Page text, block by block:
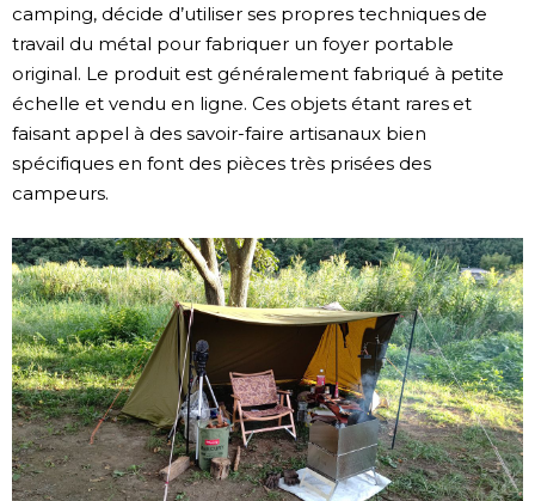
camping, décide d’utiliser ses propres techniques de
travail du métal pour fabriquer un foyer portable
original. Le produit est généralement fabriqué à petite
échelle et vendu en ligne. Ces objets étant rares et
faisant appel à des savoir-faire artisanaux bien
spécifiques en font des pièces très prisées des
campeurs.